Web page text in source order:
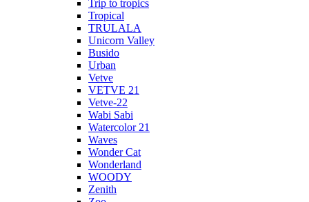
Trip to tropics
Tropical
TRULALA
Unicorn Valley
Busido
Urban
Vetve
VETVE 21
Vetve-22
Wabi Sabi
Watercolor 21
Waves
Wonder Cat
Wonderland
WOODY
Zenith